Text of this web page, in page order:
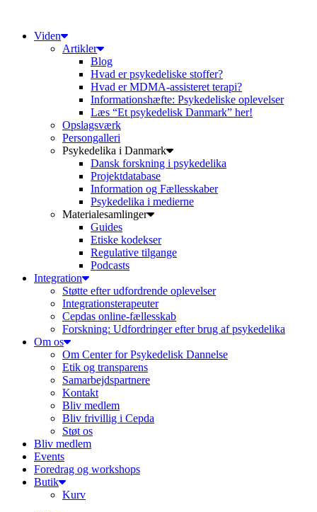
indholdViden
Artikler
Blog
Hvad er psykedeliske stoffer?
Hvad er MDMA-assisteret terapi?
Informationshæfte: Psykedeliske oplevelser
Læs “Et psykedelisk Danmark” her!
Opslagsværk
Persongalleri
Psykedelika i Danmark
Dansk forskning i psykedelika
Projektdatabase
Information og Fællesskaber
Psykedelika i medierne
Materialesamlinger
Guides
Etiske kodekser
Regulative tilgange
Podcasts
Integration
Støtte efter udfordrende oplevelser
Integrationsterapeuter
Cepdas online-fællesskab
Forskning: Udfordringer efter brug af psykedelika
Om os
Om Center for Psykedelisk Dannelse
Etik og transparens
Samarbejdspartnere
Kontakt
Bliv medlem
Bliv frivillig i Cepda
Støt os
Bliv medlem
Events
Foredrag og workshops
Butik
Kurv